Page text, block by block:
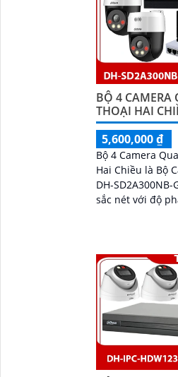
BỘ 4 CAMERA
THOẠI HAI
5,600,000 ₫
Bộ 4 Camera
Hai Chiều là Bộ
DH-
sắc nét với độ
hai chiều rõ ràng